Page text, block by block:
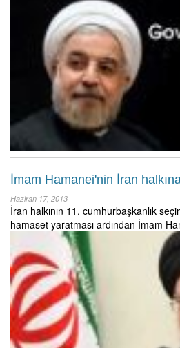
İmam Hamanei'nin İran
Haziran 17, 2013
İran halkının 11. cumhurbaşkanlık
hamaset yaratması ardından İmam